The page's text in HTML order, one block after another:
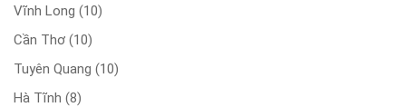
Vĩnh Long (10)
Cần Thơ (10)
Tuyên Quang (10)
Hà Tĩnh (8)